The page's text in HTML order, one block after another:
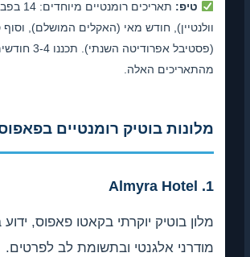
טיפ:
תאריכים
וולנטיין), חודש מאי (האקלים המושלם),
(פסטיבל
מהתאריכים האלה.
מלונות בוטיק רומנטיים
1. Almyra Hotel
מלון בוטיק יוקרתי בקאטו פאפוס, ידוע
מודרני אלגנטי ובתשומת לב לפרטים.